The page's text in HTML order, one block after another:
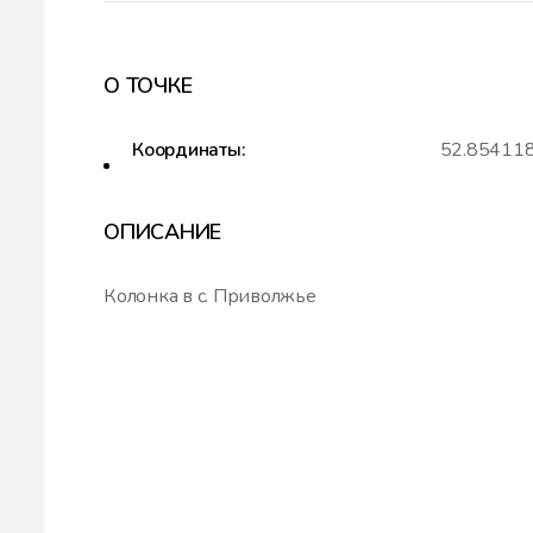
О ТОЧКЕ
Координаты:
ОПИСАНИЕ
Колонка в с. Приволжье